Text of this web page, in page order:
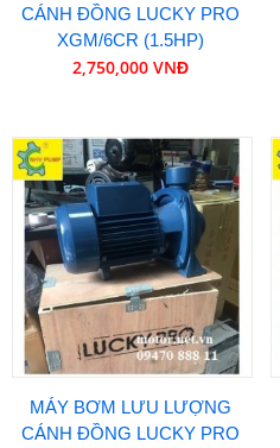
CÁNH ĐỒNG LUCKY PRO
XGM/6CR (1.5HP)
2,750,000 VNĐ
MÁY BƠM LƯU LƯỢNG
CÁNH ĐỒNG LUCKY PRO